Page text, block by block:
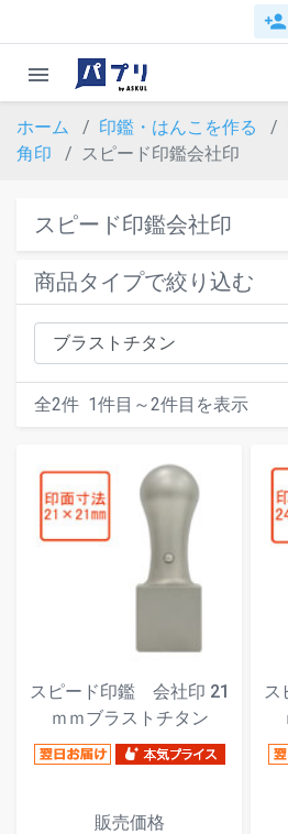
person_add
menu
ホーム 印鑑・はんこを作る
角印
スピード印鑑会社印
スピード印鑑会社印
商品タイプで絞り込む
全2件 1件目～2件目を表示
スピード印鑑 会社印 21
ｍｍブラストチタン
販売価格
ス